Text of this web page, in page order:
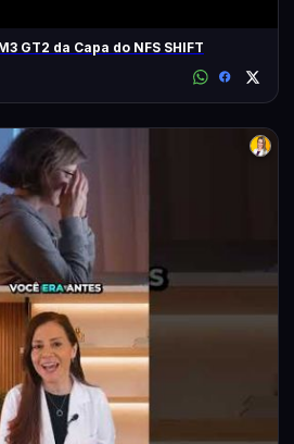
GT2 da Capa do NFS SHIFT